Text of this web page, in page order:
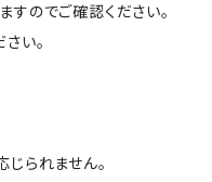
のでご確認ください。
い。
られません。